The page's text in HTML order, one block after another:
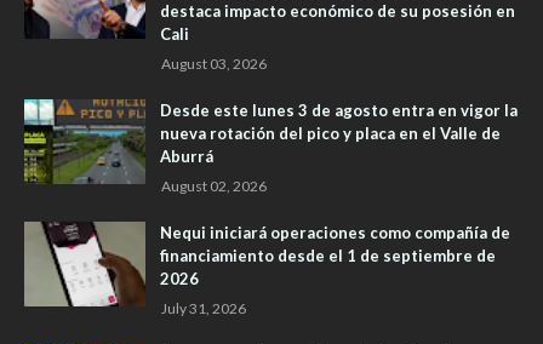
destaca impacto económico de su posesión en
Cali
August 03, 2026
Desde este lunes 3 de agosto entra en vigor la
nueva rotación del pico y placa en el Valle de
Aburrá
August 02, 2026
Nequi iniciará operaciones como compañía de
financiamiento desde el 1 de septiembre de
2026
July 31, 2026